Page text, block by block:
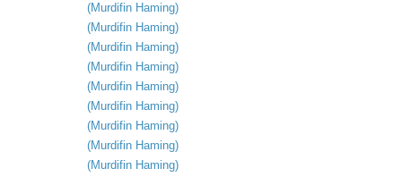
(Murdifin Haming)
(Murdifin Haming)
(Murdifin Haming)
(Murdifin Haming)
(Murdifin Haming)
(Murdifin Haming)
(Murdifin Haming)
(Murdifin Haming)
(Murdifin Haming)